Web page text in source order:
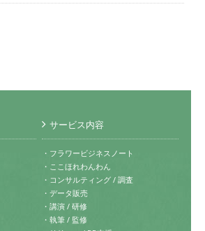
サービス内容
・フラワービジネスノート
・ここほれわんわん
・コンサルティング / 調査
・データ販売
・講演 / 研修
・執筆 / 監修